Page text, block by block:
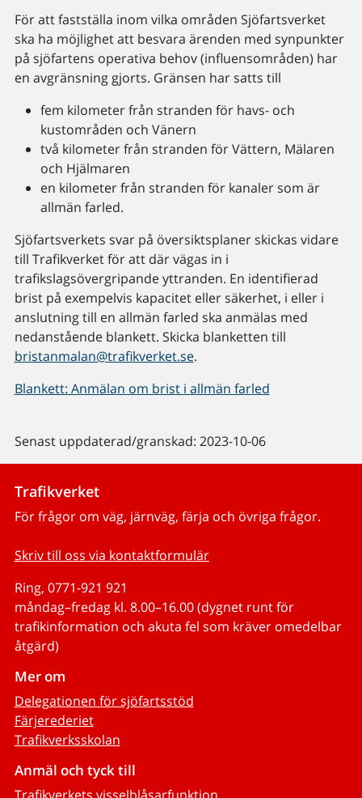
För att fastställa inom vilka områden Sjöfartsverket
ska ha möjlighet att besvara ärenden med synpunkter
på sjöfartens operativa behov (influensområden) har
en avgränsning gjorts. Gränsen har satts till
fem kilometer från stranden för havs- och
kustområden och Vänern
två kilometer från stranden för Vättern, Mälaren
och Hjälmaren
en kilometer från stranden för kanaler som är
allmän farled.
Sjöfartsverkets svar på översiktsplaner skickas vidare
till Trafikverket för att där vägas in i
trafikslagsövergripande yttranden. En identifierad
brist på exempelvis kapacitet eller säkerhet, i eller i
anslutning till en allmän farled ska anmälas med
nedanstående blankett. Skicka blanketten till
bristanmalan@trafikverket.se.
Blankett: Anmälan om brist i allmän farled
Senast uppdaterad/granskad: 2023-10-06
Trafikverket
För frågor om väg, järnväg, färja och övriga frågor.
Skriv till oss via kontaktformulär
Ring, 0771-921 921
måndag–fredag kl. 8.00–16.00 (dygnet runt för
trafikinformation och akuta fel som kräver omedelbar
åtgärd)
Mer om
Delegationen för sjöfartsstöd
Färjerederiet
Trafikverksskolan
Anmäl och tyck till